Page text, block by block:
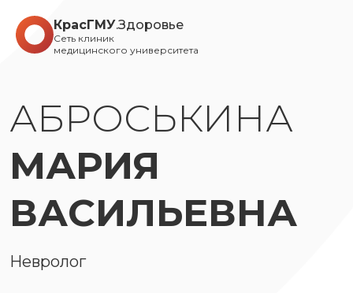
КрасГМУ.Здоровье
Сеть клиник
медицинского университета
АБРОСЬКИНА
МАРИЯ
ВАСИЛЬЕВНА
Невролог